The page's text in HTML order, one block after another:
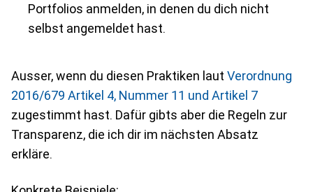
Portfolios anmelden, in denen du dich nicht
selbst angemeldet hast.
Ausser, wenn du diesen Praktiken laut Verordnung
2016/679 Artikel 4, Nummer 11 und Artikel 7
zugestimmt hast. Dafür gibts aber die Regeln zur
Transparenz, die ich dir im nächsten Absatz
erkläre.